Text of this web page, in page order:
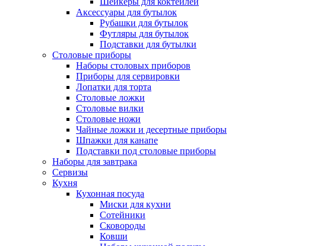
Аксессуары для бутылок
Рубашки для бутылок
Футляры для бутылок
Подставки для бутылки
Столовые приборы
Наборы столовых приборов
Приборы для сервировки
Лопатки для торта
Столовые ложки
Столовые вилки
Столовые ножи
Чайные ложки и десертные приборы
Шпажки для канапе
Подставки под столовые приборы
Наборы для завтрака
Сервизы
Кухня
Кухонная посуда
Миски для кухни
Сотейники
Сковороды
Ковши